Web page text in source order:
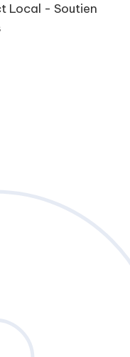
Local - Soutien